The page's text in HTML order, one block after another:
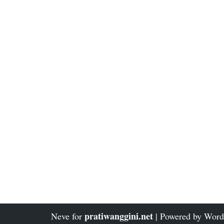
Neve for pratiwanggini.net | Powered by